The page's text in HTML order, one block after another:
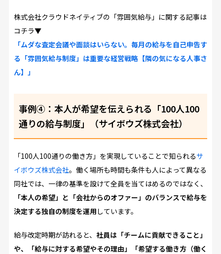
株式会社クラウドネイティブの「雰囲気給与」に関する記事は
コチラ▼
「ムダな査定会議や面談はいらない。毎月の給与を自己申告す
る「雰囲気給与制度」は重要な経営戦略【隣の気になる人事さ
ん】」
事例④：本人が希望を伝えられる「100人100
通りの給与制度」（サイボウズ株式会社）
「100人100通りの働き方」を実現していることで知られるサ
イボウズ株式会社。働く場所も時間も条件も人によって異なる
同社では、一律の基準を設けて全員を当てはめるのではなく、
「本人の希望」と「会社からのオファー」のバランスで給与を
決定する独自の制度を運用 しています。
給与改定時期が訪れると、 社員は「チームに貢献できること」
や、「給与に対する希望やその理由」「希望する働き方（働く